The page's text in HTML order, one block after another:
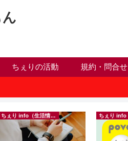
ちぇりの活動 規約・問合せ
ちぇり info（生活情報）